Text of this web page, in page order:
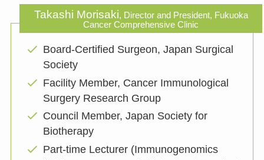
Takashi Morisaki, Director and President, Fukuoka
Cancer Comprehensive Clinic
Board-Certified Surgeon, Japan Surgical
Society
Facility Member, Cancer Immunological
Surgery Research Group
Council Member, Japan Society for
Biotherapy
Part-time Lecturer (Immunogenomics